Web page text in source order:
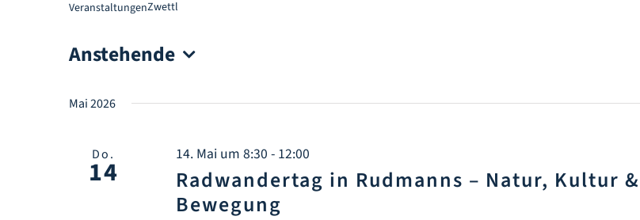
VeranstaltungenZwettl
Anstehende
wählen.
Mai 2026
Do.
14
14. Mai um 8:30 - 12:00
Radwandertag in Rudmanns – Natur, Kultur &
Bewegung